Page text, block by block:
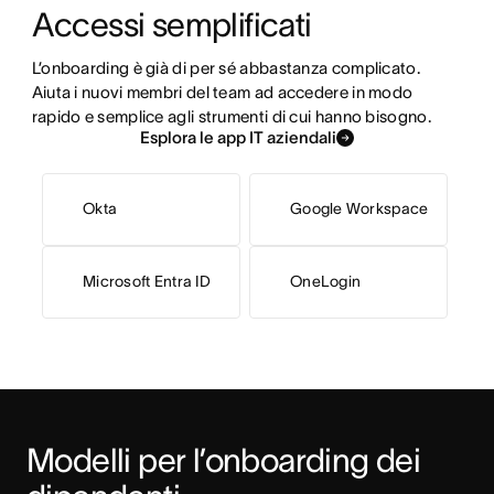
Accessi semplificati
L’onboarding è già di per sé abbastanza complicato.
Aiuta i nuovi membri del team ad accedere in modo
rapido e semplice agli strumenti di cui hanno bisogno.
Esplora le app IT aziendali
Okta
Microsoft Entra ID
Google Workspace
OneLogin
Modelli per l’onboarding dei